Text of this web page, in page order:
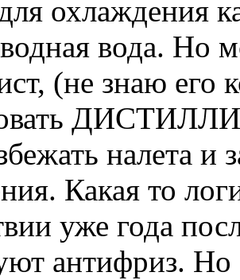
охлаждения
вода. Но
(не знаю его
налета и
Какая то
уже года
антифриз. Но